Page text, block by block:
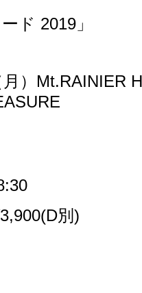
ド 2019」
）Mt.RAINIER
別)